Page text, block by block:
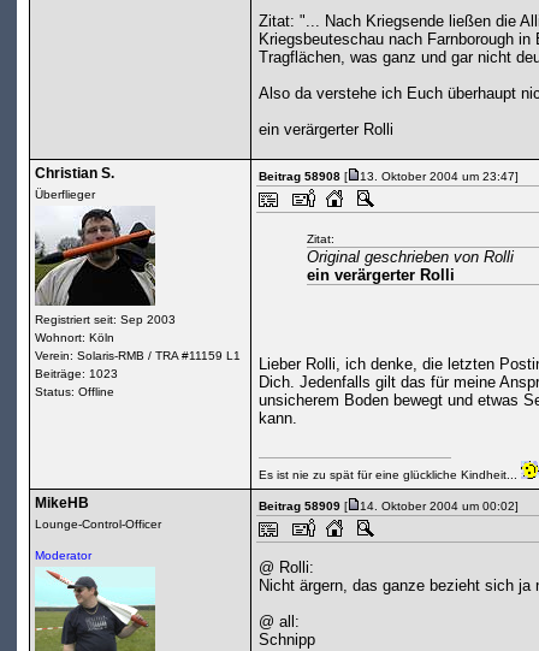
Zitat: "... Nach Kriegsende ließen die
Kriegsbeuteschau nach Farnborough
Tragflächen, was ganz und gar nicht
Also da verstehe ich Euch überhaupt
ein verärgerter Rolli
Christian S.
Überflieger
Registriert seit: Sep 2003
Wohnort: Köln
Verein: Solaris-RMB / TRA #11159 L1
Beiträge: 1023
Status: Offline
Beitrag 58908[ 13. Oktober 2004 um 23:47]
Zitat:
Original geschrieben von Rolli
ein verärgerter Rolli
Lieber Rolli, ich denke, die letzten
Dich. Jedenfalls gilt das für meine
unsicherem Boden bewegt und etwas
kann.
Es ist nie zu spät für eine glückliche Kindheit...
MikeHB
Lounge-Control-Officer
Moderator
Beitrag 58909[ 14. Oktober 2004 um 00:02]
@ Rolli:
Nicht ärgern, das ganze bezieht sich ja
@ all:
Schnipp